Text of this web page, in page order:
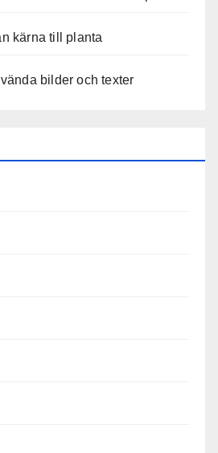
kärna till planta
bilder och texter